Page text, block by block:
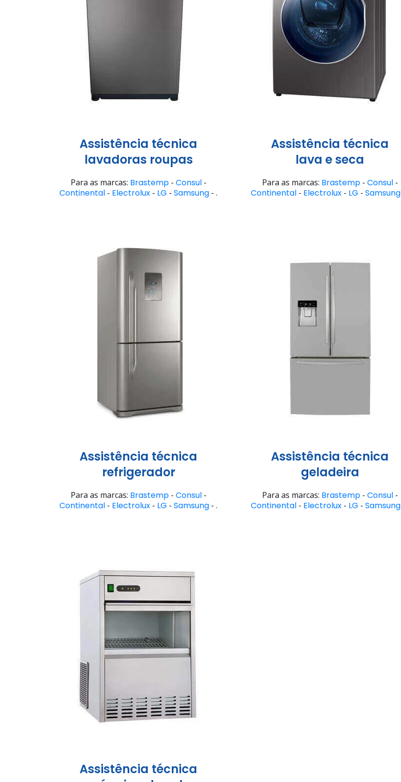
Assistência técnica
lavadoras roupas
Para as marcas: Brastemp- Consul-
Continental - Electrolux - LG - Samsung - .
Assistência técnica
lava e seca
Para as marcas: Brastemp- Consul-
Continental - Electrolux - LG - Samsung
Assistência técnica
refrigerador
Para as marcas: Brastemp- Consul-
Continental - Electrolux - LG - Samsung - .
Assistência técnica
geladeira
Para as marcas: Brastemp- Consul-
Continental - Electrolux - LG - Samsung
Assistência técnica